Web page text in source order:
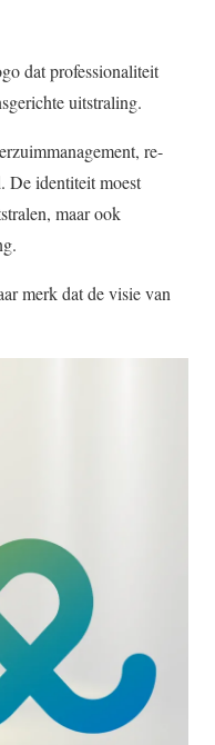
dat professionaliteit
uitstraling.
re-
De identiteit moest
maar ook
merk dat de visie van